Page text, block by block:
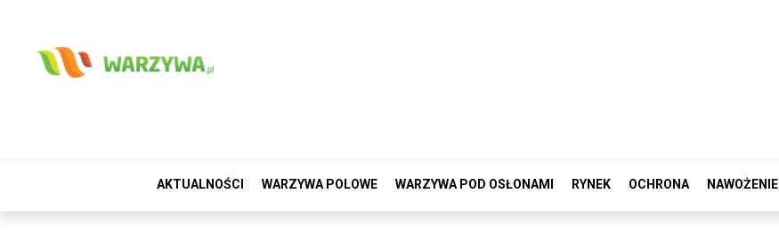
AKTUALNOŚCI WARZYWA POLOWE WARZYWA POD OSŁONAMI RYNEK OCHRONA NAWOŻENIE